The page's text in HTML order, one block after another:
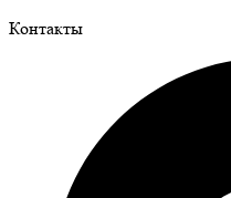
Контакты